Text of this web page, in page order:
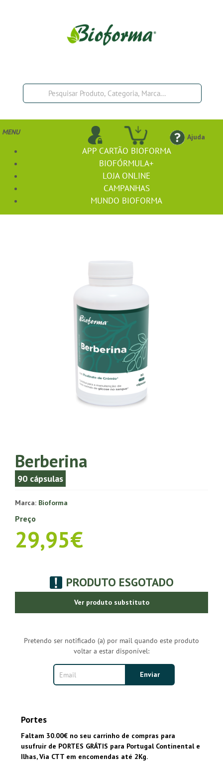
Ajuda
MENU
APP CARTÃO BIOFORMA
BIOFÓRMULA+
LOJA ONLINE
CAMPANHAS
MUNDO BIOFORMA
Berberina
90 cápsulas
Marca: Bioforma
Preço
29,95€
PRODUTO ESGOTADO
Ver produto substituto
Pretendo ser notificado (a) por mail quando este produto
voltar a estar disponível:
Portes
Faltam 30.00€ no seu carrinho de compras para
usufruir de PORTES GRÁTIS para Portugal Continental e
Ilhas, Via CTT em encomendas até 2Kg.